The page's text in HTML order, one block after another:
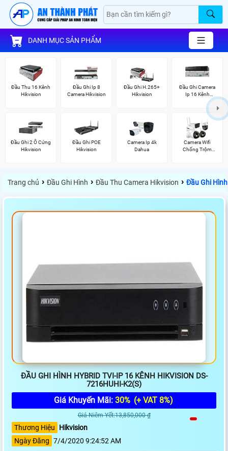
DANH MỤC SẢN PHẨM
Đầu Thu 16 Kênh
Hikvision
Đầu Ghi Ip 8
Camera Hikvision
Đầu Ghi H.265+
Hikvision
Đầu Ghi Camera
Ip 16 Kênh
Đầu Ghi 2 Ổ Cứng
Hikvision
Đầu Ghi POE
Hikvision
Camera Ip 4k
Dahua
Camera Wifi
Chống Trộm
Trang chủ › Đầu Ghi Hình › Đầu Thu Camera Hikvision › Đầu Ghi
ĐẦU GHI HÌNH HYBRID TVI-IP 16 KÊNH HIKVISION DS-
7216HUHI-K2(S)
Giá Khuyến Mãi: 30% (+ VAT 8%)
Giá Niêm Yết:13,850,000 ₫
Thương Hiệu
Hikvision
Ngày Đăng 7/4/2020 9:24:52 AM